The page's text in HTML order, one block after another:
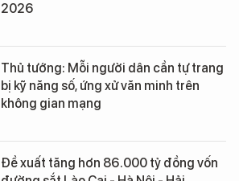
2026
Thủ tướng: Mỗi người dân cần tự trang
bị kỹ năng số, ứng xử văn minh trên
không gian mạng
Đề xuất tăng hơn 86.000 tỷ đồng vốn